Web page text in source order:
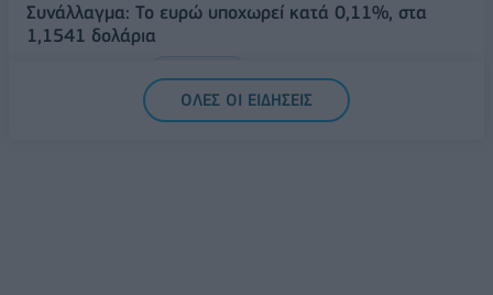
Συνάλλαγμα: Το ευρώ υποχωρεί κατά 0,11%, στα
1,1541 δολάρια
ΟΛΕΣ ΟΙ ΕΙΔΗΣΕΙΣ